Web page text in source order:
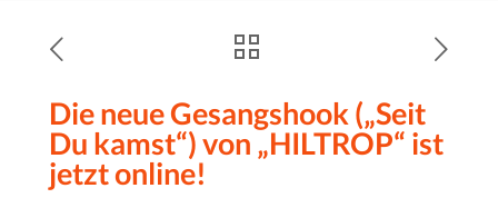
Die neue Gesangshook („Seit
Du kamst“) von „HILTROP“ ist
jetzt online!